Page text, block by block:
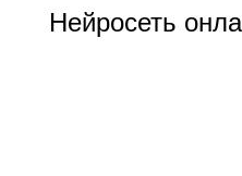
Нейросеть